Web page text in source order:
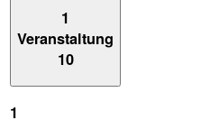
1
Veranstaltung
10
1